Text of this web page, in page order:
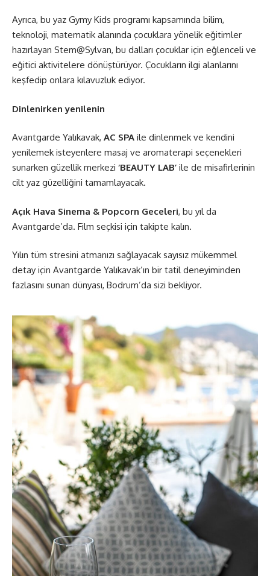
Ayrıca, bu yaz Gymy Kids programı kapsamında bilim,
teknoloji, matematik alanında çocuklara yönelik eğitimler
hazırlayan Stem@Sylvan, bu dalları çocuklar için eğlenceli ve
eğitici aktivitelere dönüştürüyor. Çocukların ilgi alanlarını
keşfedip onlara kılavuzluk ediyor.
Dinlenirken yenilenin
Avantgarde Yalıkavak, AC SPA ile dinlenmek ve kendini
yenilemek isteyenlere masaj ve aromaterapi seçenekleri
sunarken güzellik merkezi ‘BEAUTY LAB’ ile de misafirlerinin
cilt yaz güzelliğini tamamlayacak.
Açık Hava Sinema & Popcorn Geceleri, bu yıl da
Avantgarde’da. Film seçkisi için takipte kalın.
Yılın tüm stresini atmanızı sağlayacak sayısız mükemmel
detay için Avantgarde Yalıkavak’ın bir tatil deneyiminden
fazlasını sunan dünyası, Bodrum’da sizi bekliyor.